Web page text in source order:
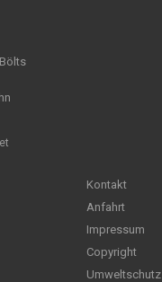
Kontakt
Anfahrt
Impressum
Copyright
Umweltschutz